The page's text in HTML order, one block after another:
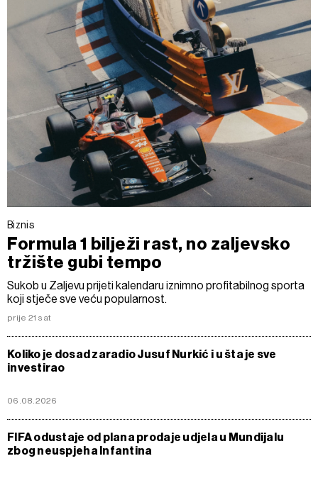
Biznis
Formula 1 bilježi rast, no zaljevsko
tržište gubi tempo
Sukob u Zaljevu prijeti kalendaru iznimno profitabilnog sporta
koji stječe sve veću popularnost.
prije 21 sat
Koliko je dosad zaradio Jusuf Nurkić i u šta je sve
investirao
06.08.2026
FIFA odustaje od plana prodaje udjela u Mundijalu
zbog neuspjeha Infantina